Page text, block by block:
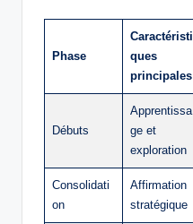
Phase
Caractéristi
ques
principales
Débuts
Apprentissa
ge et
exploration
Consolidati
on
Affirmation
stratégique